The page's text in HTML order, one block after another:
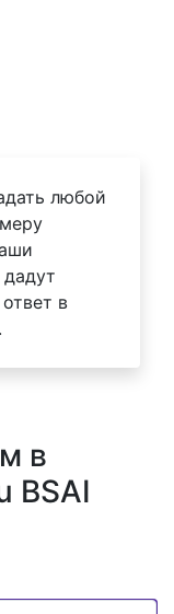
любой
в
в
BSAI